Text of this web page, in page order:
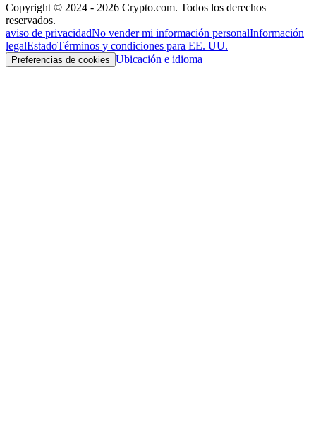
Copyright © 2024 - 2026 Crypto.com. Todos los derechos
reservados.
aviso de privacidadNo vender mi información personalInformación
legalEstadoTérminos y condiciones para EE. UU.
Preferencias de cookies Ubicación e idioma